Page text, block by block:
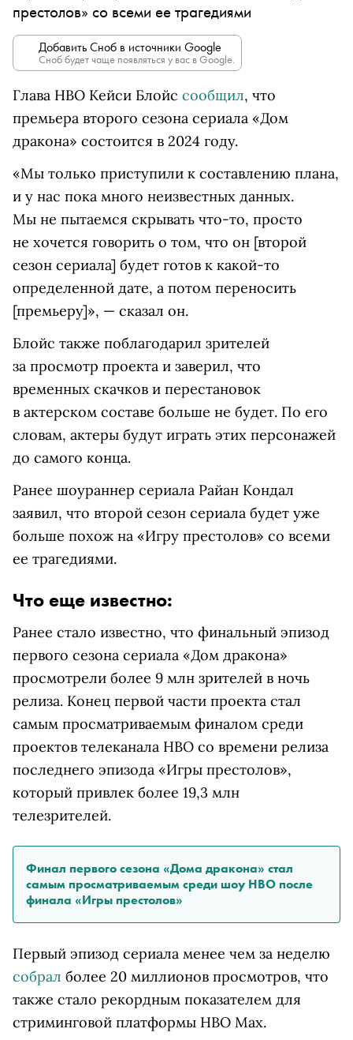
престолов» со всеми ее трагедиями
Добавить Сноб в источники Google
Сноб будет чаще появляться у вас в Google.
Глава HBO Кейси Блойс сообщил, что
премьера второго сезона сериала «Дом
дракона» состоится в 2024 году.
«Мы только приступили к составлению плана,
и у нас пока много неизвестных данных.
Мы не пытаемся скрывать что‑то, просто
не хочется говорить о том, что он [второй
сезон сериала] будет готов к какой‑то
определенной дате, а потом переносить
[премьеру]», — сказал он.
Блойс также поблагодарил зрителей
за просмотр проекта и заверил, что
временных скачков и перестановок
в актерском составе больше не будет. По его
словам, актеры будут играть этих персонажей
до самого конца.
Ранее шоураннер сериала Райан Кондал
заявил, что второй сезон сериала будет уже
больше похож на «Игру престолов» со всеми
ее трагедиями.
Что еще известно:
Ранее стало известно, что финальный эпизод
первого сезона сериала «Дом дракона»
просмотрели более 9 млн зрителей в ночь
релиза. Конец первой части проекта стал
самым просматриваемым финалом среди
проектов телеканала HBO со времени релиза
последнего эпизода «Игры престолов»,
который привлек более 19,3 млн
телезрителей.
Финал первого сезона «Дома дракона» стал
самым просматриваемым среди шоу HBO после
финала «Игры престолов»
Первый эпизод сериала менее чем за неделю
собрал более 20 миллионов просмотров, что
также стало рекордным показателем для
стриминговой платформы HBO Max.